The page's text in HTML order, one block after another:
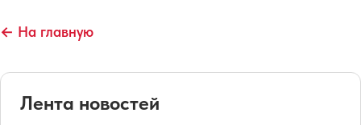
← На главную
Лента новостей